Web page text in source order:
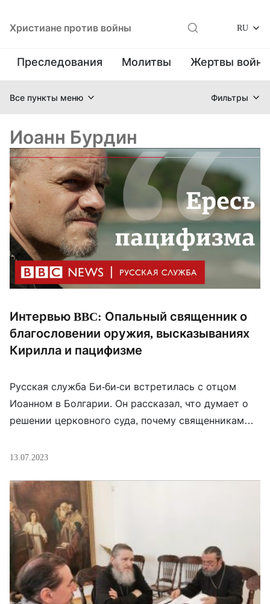
Христиане против войны RU
Преследования Молитвы Жертвы
Все пункты меню Фильтры
Иоанн Бурдин
Интервью BBC: Опальный священник о
благословении оружия, высказываниях
Кирилла и пацифизме
Русская служба Би-би-си встретилась с отцом
Иоанном в Болгарии. Он рассказал, что думает о
решении церковного суда, почему священникам
высказывания патриарха Кирилла, по его мнению,
июня церковный суд вменил клирику Иоанну
Бурдину нарушение священнической присяги (25
Апостольское правило). Суд предложил
управляющему Костромской […]
13.07.2023